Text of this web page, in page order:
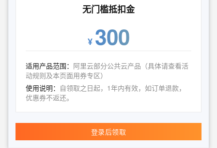
无门槛抵扣金
¥ 300
适用产品范围： 阿里云部分公共云产品（具体请查看活
动规则及本页面用券专区）
使用说明： 自领取之日起，1年内有效，如订单退款，
优惠券不返还。
登录后领取